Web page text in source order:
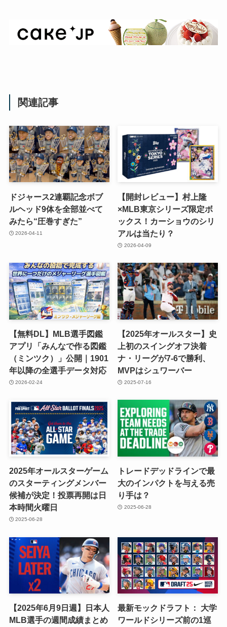
関連記事
ドジャース2連覇記念ボブ
ルヘッド9体を全部並べて
みたら“圧巻すぎた”
2026-04-11
【開封レビュー】村上隆
×MLB東京シリーズ限定ボ
ックス！カーショウのシリ
アルは当たり？
2026-04-09
【無料DL】MLB選手図鑑
アプリ「みんなで作る図鑑
（ミンツク）」公開｜1901
年以降の全選手データ対応
2026-02-24
【2025年オールスター】史
上初のスイングオフ決着
ナ・リーグが7-6で勝利、
MVPはシュワーバー
2025-07-16
2025年オールスターゲーム
のスターティングメンバー
候補が決定！投票再開は日
本時間火曜日
2025-06-28
トレードデッドラインで最
大のインパクトを与える売
り手は？
2025-06-28
【2025年6月9日週】日本人
MLB選手の週間成績まとめ
最新モックドラフト： 大学
ワールドシリーズ前の1巡